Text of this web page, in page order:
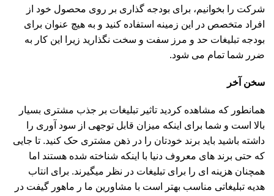
شرکت را بخوانیم، برای بودجه گذاری بر روی محصول خود از
افراد متخصص در این زمینه استفاده کنید و به هیچ عنوان برای
بودجه تبلیغات حد و مرز سفت و سخت نگذارید زیرا این کار به
ضرر شما تمام می شود.
سخن آخر
همانطور که مشاهده کردید تاثیر تبلیغات بر جذب مشتری بسیار
بالا است و شما برای اینکه میزان قابل توجهی از سود آوری را
داشته باشید باید برند خودتان را در ذهن مشتری حک کنید. تا جایی
که حتی برند های معروف دنیا با اینکه شناخته شده هستند اما
همچنان هزینه ای را برای تبلیغات در نظر میگیرند. برای انتاب
هدیه تبلیغاتی مناسب بهتر است با مشاورین ما ر ماهور گیفت در